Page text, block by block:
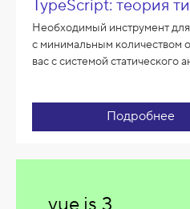
TypeScript: теория
Необходимый инструмент
с минимальным количеством
вас с системой статического
Подробнее